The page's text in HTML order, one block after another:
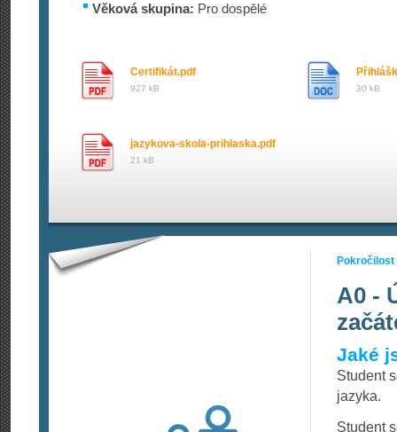
Věková skupina: Pro dospělé
Certifikát.pdf
927 kB 30 kB
jazykova-skola-prihlaska.pdf
21 kB
Pokročilost
A0 -
Jaké
Student
jazyka.
Student